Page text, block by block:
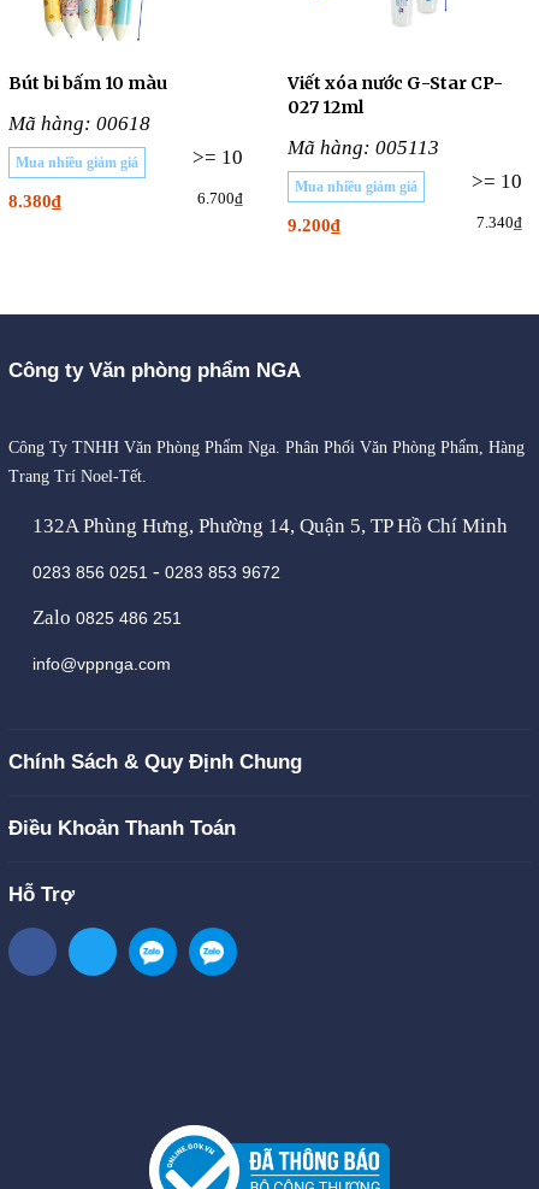
Bút bi bấm 10 màu
Mã hàng: 00618
>= 10
Mua nhiều giảm giá
8.380₫ 6.700₫
Viết xóa nước G-Star CP-
027 12ml
Mã hàng: 005113
Mua nhiều giảm giá >= 10
9.200₫ 7.340₫
Công ty Văn phòng phẩm NGA
Công Ty TNHH Văn Phòng Phẩm Nga. Phân Phối Văn Phòng Phẩm, Hàng
Trang Trí Noel-Tết.
132A Phùng Hưng, Phường 14, Quận 5, TP Hồ Chí Minh
0283 856 0251 - 0283 853 9672
Zalo 0825 486 251
info@vppnga.com
Chính Sách & Quy Định Chung
Điều Khoản Thanh Toán
Hỗ Trợ